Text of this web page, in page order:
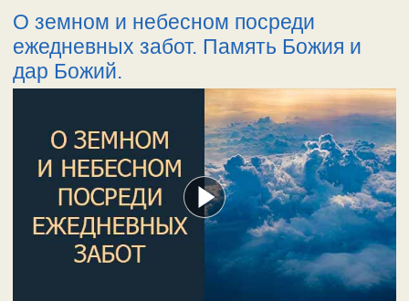
О земном и небесном посреди
ежедневных забот. Память Божия и
дар Божий.